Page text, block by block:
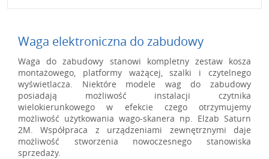
Waga elektroniczna do zabudowy
Waga do zabudowy stanowi kompletny zestaw kosza
montażowego, platformy ważącej, szalki i czytelnego
wyświetlacza. Niektóre modele wag do zabudowy
posiadają możliwość instalacji czytnika
wielokierunkowego w efekcie czego otrzymujemy
możliwość użytkowania wago-skanera np. Elzab Saturn
2M. Współpraca z urządzeniami zewnętrznymi daje
możliwość stworzenia nowoczesnego stanowiska
sprzedaży.